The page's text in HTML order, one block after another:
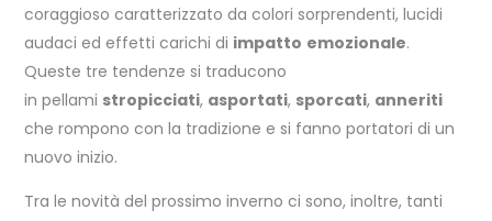
coraggioso caratterizzato da colori sorprendenti, lucidi
audaci ed effetti carichi di impatto emozionale.
Queste tre tendenze si traducono
in pellami stropicciati, asportati, sporcati, anneriti
che rompono con la tradizione e si fanno portatori di un
nuovo inizio.
Tra le novità del prossimo inverno ci sono, inoltre, tanti